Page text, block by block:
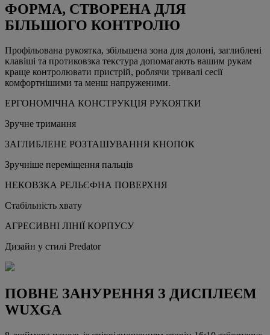
ФОРМА, СТВОРЕНА ДЛЯ
БІЛЬШОГО КОНТРОЛЮ
Профільована рукоятка, збільшена зона для долоні, заглиблені
клавіші та протиковзка текстура допомагають вашим рукам
краще контролювати пристрій, роблячи тривалі сесії
комфортнішими та менш напруженими.
ЕРГОНОМІЧНА КОНСТРУКЦІЯ РУКОЯТКИ
Зручне тримання
ЗАГЛИБЛЕНЕ РОЗТАШУВАННЯ КНОПОК
Зручніше переміщення пальців
НЕКОВЗКА РЕЛЬЄФНА ПОВЕРХНЯ
Стабільність хвату
АГРЕСИВНІ ЛІНІЇ КОРПУСУ
Дизайн у стилі Predator
ПОВНЕ ЗАНУРЕННЯ З ДИСПЛЕЄМ
WUXGA